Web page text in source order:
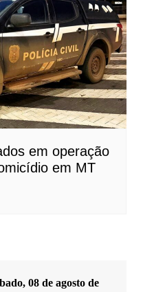
em operação
em MT
08 de agosto de